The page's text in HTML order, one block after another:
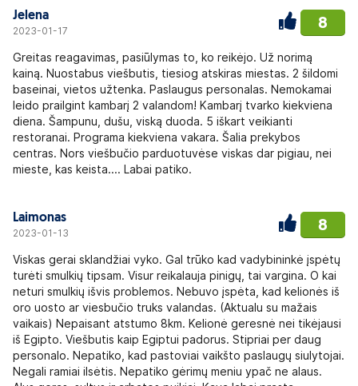
Jelena
2023-01-17 8
Greitas reagavimas, pasiūlymas to, ko reikėjo. Už norimą
kainą. Nuostabus viešbutis, tiesiog atskiras miestas. 2 šildomi
baseinai, vietos užtenka. Paslaugus personalas. Nemokamai
leido prailgint kambarį 2 valandom! Kambarį tvarko kiekviena
diena. Šampunu, dušu, viską duoda. 5 iškart veikianti
restoranai. Programa kiekviena vakara. Šalia prekybos
centras. Nors viešbučio parduotuvėse viskas dar pigiau, nei
mieste, kas keista.... Labai patiko.
Laimonas
2023-01-13 8
Viskas gerai sklandžiai vyko. Gal trūko kad vadybininkė įspėtų
turėti smulkių tipsam. Visur reikalauja pinigų, tai vargina. O kai
neturi smulkių išvis problemos. Nebuvo įspėta, kad kelionės iš
oro uosto ar viesbučio truks valandas. (Aktualu su mažais
vaikais) Nepaisant atstumo 8km. Kelionė geresnė nei tikėjausi
iš Egipto. Viešbutis kaip Egiptui padorus. Stipriai per daug
personalo. Nepatiko, kad pastoviai vaikšto paslaugų siulytojai.
Negali ramiai ilsėtis. Nepatiko gėrimų meniu ypač ne alaus.